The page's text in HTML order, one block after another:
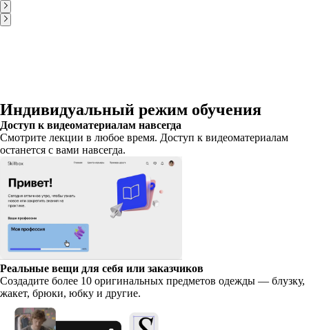
Индивидуальный режим обучения
Доступ к видеоматериалам навсегда
Смотрите лекции в любое время. Доступ к видеоматериалам
останется с вами навсегда.
Реальные вещи для себя или заказчиков
Создадите более 10 оригинальных предметов одежды — блузку,
жакет, брюки, юбку и другие.